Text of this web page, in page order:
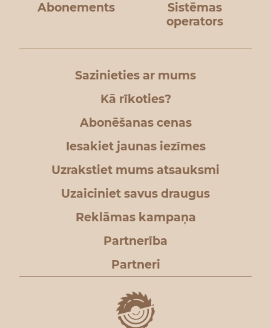
Abonements
Sistēmas
operators
Sazinieties ar mums
Kā rīkoties?
Abonēšanas cenas
Iesakiet jaunas iezīmes
Uzrakstiet mums atsauksmi
Uzaiciniet savus draugus
Reklāmas kampaņa
Partnerība
Partneri